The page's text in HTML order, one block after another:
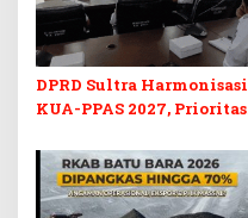
DPRD Sultra Harmonisasi
KUA-PPAS 2027, Prioritas
dan Pelunasan Utang
Infrastruktur